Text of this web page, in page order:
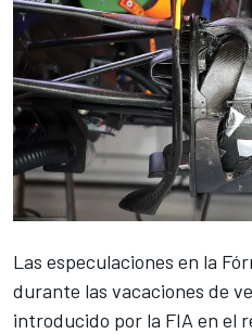
Las especulaciones en la
durante las vacaciones de
introducido por la FIA en el